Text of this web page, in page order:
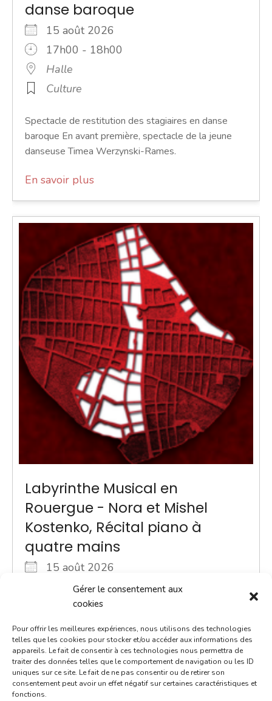
Gérer le consentement aux
cookies
Pour offrir les meilleures expériences, nous utilisons des technologies
telles que les cookies pour stocker et/ou accéder aux informations des
appareils. Le fait de consentir à ces technologies nous permettra de
traiter des données telles que le comportement de navigation ou les ID
uniques sur ce site. Le fait de ne pas consentir ou de retirer son
consentement peut avoir un effet négatif sur certaines caractéristiques et
fonctions.
danse baroque
15 août 2026
17h00 - 18h00
Halle
Culture
Spectacle de restitution des stagiaires en danse
baroque En avant première, spectacle de la jeune
danseuse Timea Werzynski-Rames.
En savoir plus
Labyrinthe Musical en
Rouergue - Nora et Mishel
Kostenko, Récital piano à
quatre mains
15 août 2026
18h00 - 19h00
Eglise des Augustins
Culture
Venez assister à un récital de piano à quatre mains
par deux très jeunes artistes d'origine ukrainienne.
C’est à Vertou, près de Nantes, que vivent [...]